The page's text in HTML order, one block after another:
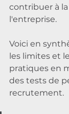
contribuer à
l'entreprise.
Voici en
les limites et
pratiques en
des tests de
recrutement.